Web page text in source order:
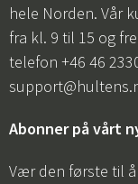
hele Norden. Vår
fra kl. 9 til 15 og
telefon +46 46
Abonner på vårt
Vær den første til